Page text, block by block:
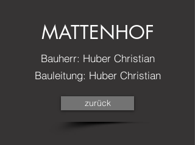
MATTENHOF
Bauherr: Huber Christian
Bauleitung: Huber Christian​
zurück